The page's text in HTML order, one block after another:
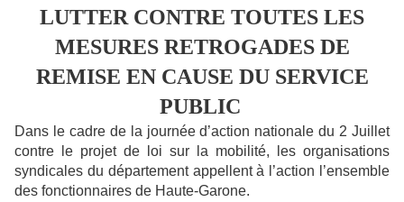
LUTTER CONTRE TOUTES LES
MESURES RETROGADES DE
REMISE EN CAUSE DU SERVICE
PUBLIC
Dans le cadre de la journée d’action nationale du 2 Juillet
contre le projet de loi sur la mobilité, les organisations
syndicales du département appellent à l’action l’ensemble
des fonctionnaires de Haute-Garone.